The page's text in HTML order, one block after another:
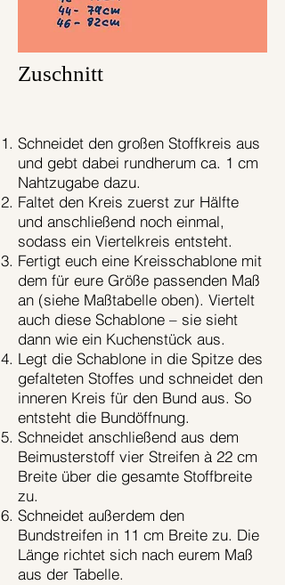
Zuschnitt
Schneidet den großen Stoffkreis aus
und gebt dabei rundherum ca. 1 cm
Nahtzugabe dazu.
Faltet den Kreis zuerst zur Hälfte
und anschließend noch einmal,
sodass ein Viertelkreis entsteht.
Fertigt euch eine Kreisschablone mit
dem für eure Größe passenden Maß
an (siehe Maßtabelle oben). Viertelt
auch diese Schablone – sie sieht
dann wie ein Kuchenstück aus.
Legt die Schablone in die Spitze des
gefalteten Stoffes und schneidet den
inneren Kreis für den Bund aus. So
entsteht die Bundöffnung.
Schneidet anschließend aus dem
Beimusterstoff vier Streifen à 22 cm
Breite über die gesamte Stoffbreite
zu.
Schneidet außerdem den
Bundstreifen in 11 cm Breite zu. Die
Länge richtet sich nach eurem Maß
aus der Tabelle.